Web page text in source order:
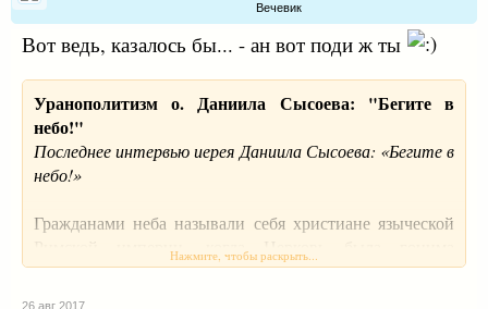
Вечевик
Вот ведь, казалось бы... - ан вот поди ж ты
Уранополитизм о. Даниила Сысоева: "Бегите в
небо!"
Последнее интервью иерея Даниила Сысоева: «Бегите в
небо!»
Гражданами неба называли себя христиане языческой
Римской империи, когда Церковь была гонима
патриотами Рима. Сегодня в России патриотизм по-
Нажмите, чтобы раскрыть...
26 авг 2017